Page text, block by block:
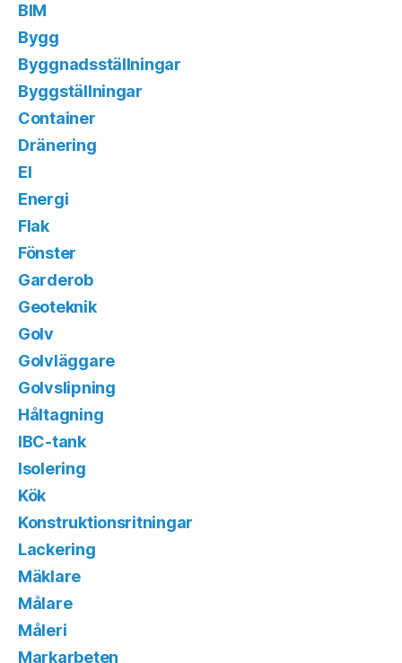
BIM
Bygg
Byggnadsställningar
Byggställningar
Container
Dränering
El
Energi
Flak
Fönster
Garderob
Geoteknik
Golv
Golvläggare
Golvslipning
Håltagning
IBC-tank
Isolering
Kök
Konstruktionsritningar
Lackering
Mäklare
Målare
Måleri
Markarbeten